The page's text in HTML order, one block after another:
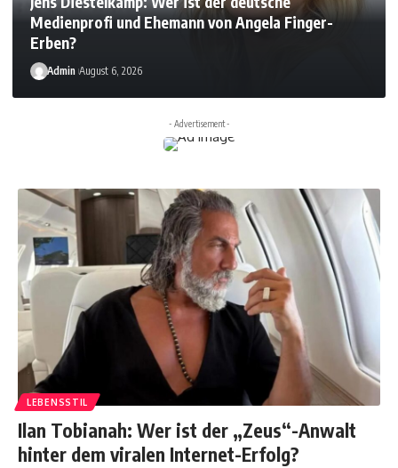
Medienprofi und Ehemann von Angela Finger-
Erben?
Admin August 6, 2026
- Advertisement -
LEBENSSTIL
Ilan Tobianah: Wer ist der „Zeus“-Anwalt
hinter dem viralen Internet-Erfolg?